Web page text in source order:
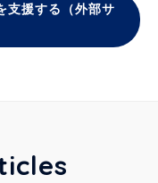
支援する（外部サ